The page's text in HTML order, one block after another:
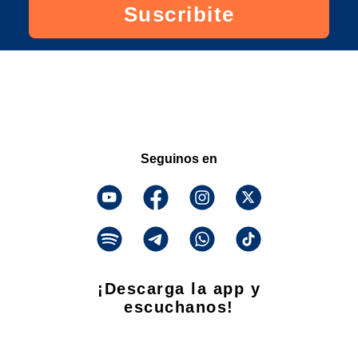
Suscribite
Seguinos en
¡Descarga la app y
escuchanos!